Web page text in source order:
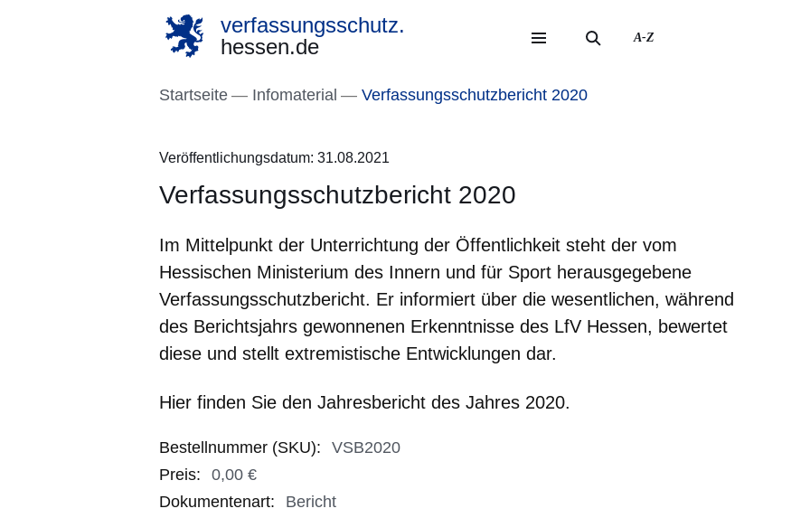
Direkt zum Kopf der Seite
Direkt zum Inhalt
Direkt zum Fuß der Seite
verfassungsschutz.
hessen.de
A-Z
Startseite Infomaterial Verfassungsschutzbericht 2020
Veröffentlichungsdatum: 31.08.2021
Verfassungsschutzbericht 2020
Im Mittelpunkt der Unterrichtung der Öffentlichkeit steht der vom
Hessischen Ministerium des Innern und für Sport herausgegebene
Verfassungsschutzbericht. Er informiert über die wesentlichen, während
des Berichtsjahrs gewonnenen Erkenntnisse des LfV Hessen, bewertet
diese und stellt extremistische Entwicklungen dar.
Hier finden Sie den Jahresbericht des Jahres 2020.
Bestellnummer (SKU):
VSB2020
Preis: 0,00 €
0,00 €
Dokumentenart: Bericht